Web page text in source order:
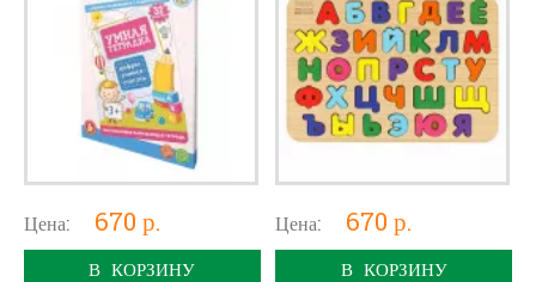
Цена: 670 р.
В КОРЗИНУ
Цена: 670 р.
В КОРЗИНУ